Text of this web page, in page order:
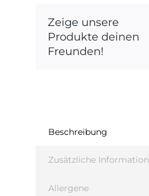
Beschreibung
Zusätzliche
Allergene
Zeige unsere
Produkte deinen
Freunden!